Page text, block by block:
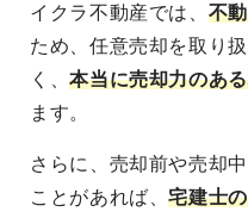
イクラ不動産では、 不
ため、任意売却を取り
く、本当に売却力のあ
ます。
さらに、売却前や売却
ことがあれば、宅建士